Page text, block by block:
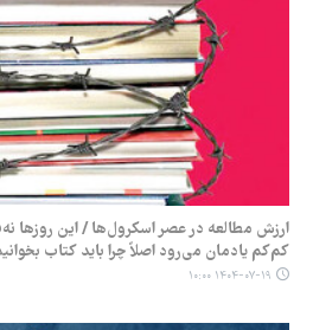
ارزش مطالعه در عصر اسکرول‌ها / این روزها
کم‌کم یادمان می‌رود اصلاً چرا باید کتاب
۱۴۰۴-۰۷-۱۹ ۱۰:۰۰